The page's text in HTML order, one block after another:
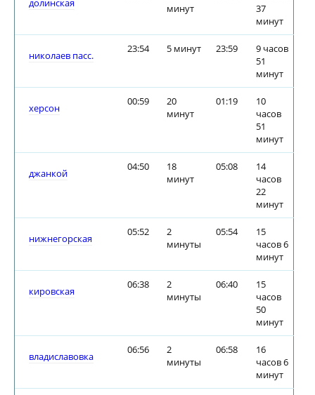
долинская
минут
37
минут
николаев пасс.
23:54 5 минут 23:59
9 часов
51
минут
херсон
00:59
20
минут
01:19
10
часов
51
минут
джанкой
04:50
18
минут
05:08
14
часов
22
минут
нижнегорская
05:52
2
минуты
05:54
15
часов 6
минут
кировская
06:38
2
минуты
06:40
15
часов
50
минут
владиславовка
06:56
2
минуты
06:58
16
часов 6
минут